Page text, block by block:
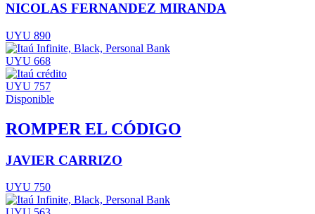
NICOLAS FERNANDEZ MIRANDA
UYU 890
UYU 668
UYU 757
Disponible
ROMPER EL CÓDIGO
JAVIER CARRIZO
UYU 750